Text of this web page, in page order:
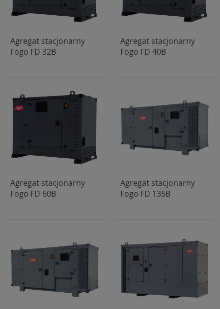
Agregat stacjonarny
Fogo FD 32B
Agregat stacjonarny
Fogo FD 40B
Agregat stacjonarny
Fogo FD 60B
Agregat stacjonarny
Fogo FD 135B